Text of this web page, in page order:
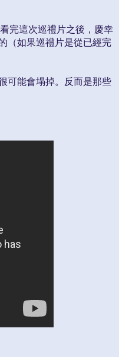
完這次巡禮片之後，慶幸
（如果巡禮片是從已經完
可能會塌掉。反而是那些